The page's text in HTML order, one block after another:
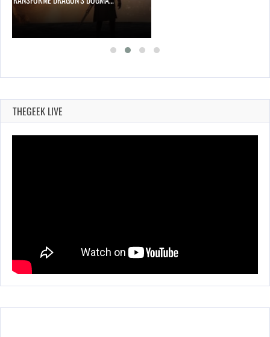
THEGEEK LIVE